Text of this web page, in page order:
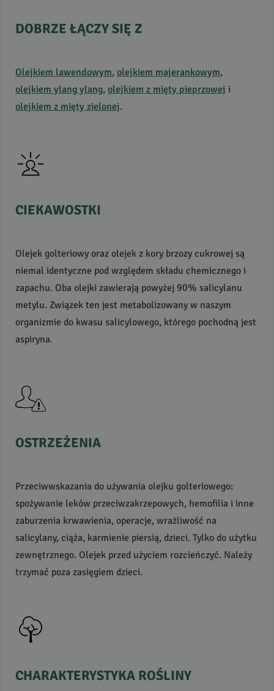
DOBRZE ŁĄCZYSIĘ Z
Olejkiem lawendowym, olejkiem majerankowym,
olejkiem ylang ylang, olejkiem z mięty pieprzowej i
olejkiem z mięty zielonej.
CIEKAWOSTKI
Olejek golteriowy oraz olejek z kory brzozy cukrowej są
niemal identyczne pod względem składu chemicznego i
zapachu. Oba olejki zawierają powyżej 90% salicylanu
metylu. Związek ten jest metabolizowany w naszym
organizmie do kwasu salicylowego, którego pochodną jest
aspiryna.
OSTRZEŻENIA
Przeciwwskazania do używania olejku golteriowego:
spożywanie leków przeciwzakrzepowych, hemofilia i inne
zaburzenia krwawienia, operacje, wrażliwość na
salicylany, ciąża, karmienie piersią, dzieci. Tylko do użytku
zewnętrznego. Olejek przed użyciem rozcieńczyć. Należy
trzymać poza zasięgiem dzieci.
CHARAKTERYSTYKA ROŚLINY